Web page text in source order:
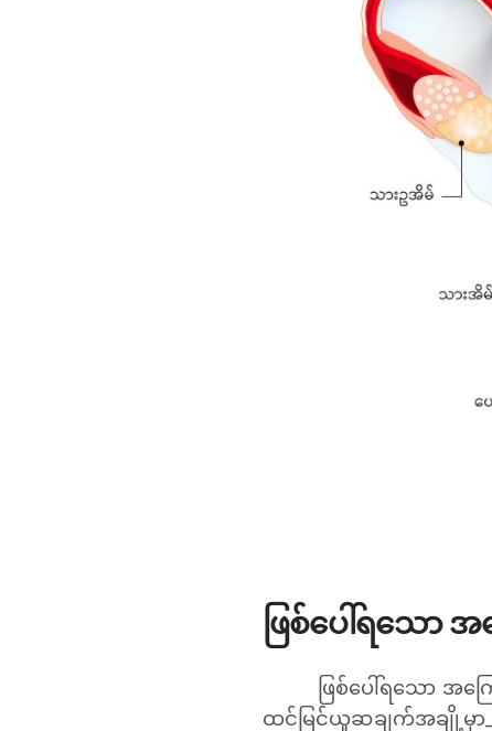
ဖြစ်ပေါ်ရသော အ
ဖြစ်ပေါ်ရသော အ
ထင်မြင်ယူဆချက်အချို့မှာ_